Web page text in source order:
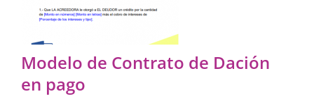
Modelo de Contrato de Dación
en pago